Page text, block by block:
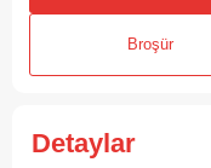
Broşür
Detaylar